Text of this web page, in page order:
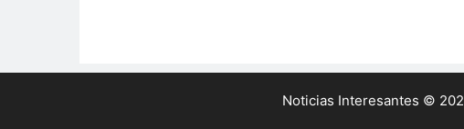
Noticias Interesantes ©